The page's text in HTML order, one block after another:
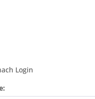
Login